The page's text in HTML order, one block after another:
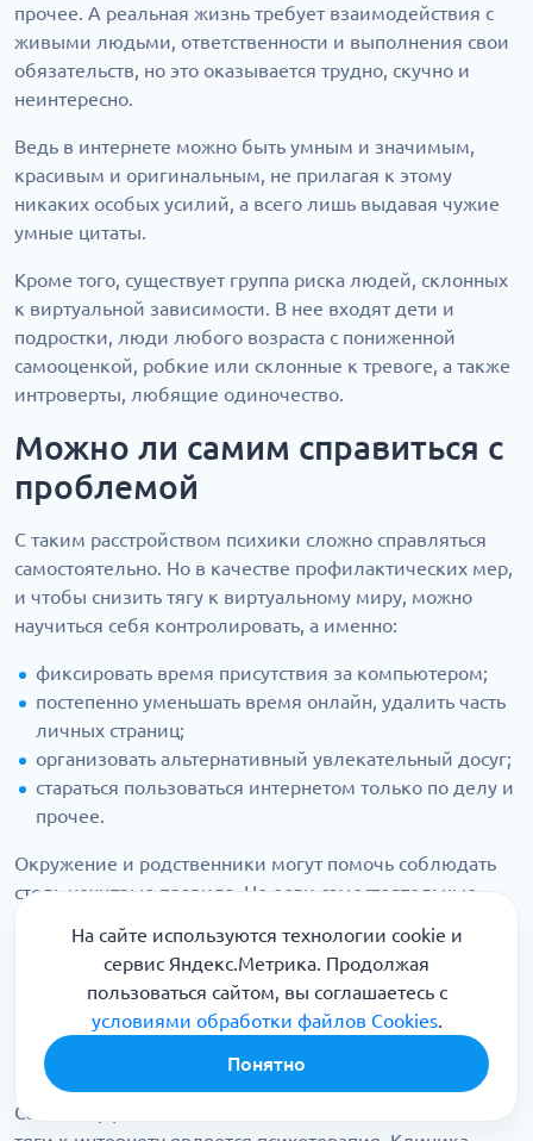
прочее. А реальная жизнь требует взаимодействия с
живыми людьми, ответственности и выполнения свои
обязательств, но это оказывается трудно, скучно и
неинтересно.
Ведь в интернете можно быть умным и значимым,
красивым и оригинальным, не прилагая к этому
никаких особых усилий, а всего лишь выдавая чужие
умные цитаты.
Кроме того, существует группа риска людей, склонных
к виртуальной зависимости. В нее входят дети и
подростки, люди любого возраста с пониженной
самооценкой, робкие или склонные к тревоге, а также
интроверты, любящие одиночество.
Можно ли самим справиться с
проблемой
С таким расстройством психики сложно справляться
самостоятельно. Но в качестве профилактических мер,
и чтобы снизить тягу к виртуальному миру, можно
научиться себя контролировать, а именно:
фиксировать время присутствия за компьютером;
постепенно уменьшать время онлайн, удалить часть
личных страниц;
организовать альтернативный увлекательный досуг;
стараться пользоваться интернетом только по делу и
прочее.
Окружение и родственники могут помочь соблюдать
столь нехитрые правила. Но если самостоятельные
приносят ожидаемого результата, нельзя откладывать
обращение к врачу. Нужно как можно быстрее
обращаться в клиники.
Лечение в клинике
Самым эффективным способом для избавления от
На сайте используются технологии cookie и
сервис Яндекс.Метрика. Продолжая
пользоваться сайтом, вы соглашаетесь с
условиями обработки файлов Cookies.
Понятно